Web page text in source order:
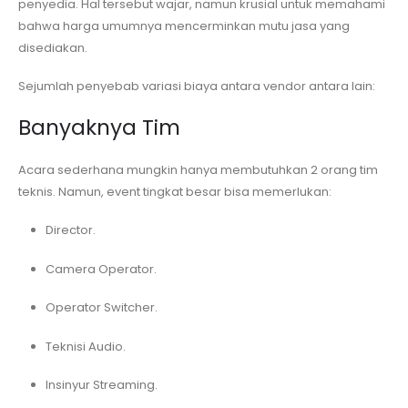
penyedia. Hal tersebut wajar, namun krusial untuk memahami
bahwa harga umumnya mencerminkan mutu jasa yang
disediakan.
Sejumlah penyebab variasi biaya antara vendor antara lain:
Banyaknya Tim
Acara sederhana mungkin hanya membutuhkan 2 orang tim
teknis. Namun, event tingkat besar bisa memerlukan:
Director.
Camera Operator.
Operator Switcher.
Teknisi Audio.
Insinyur Streaming.